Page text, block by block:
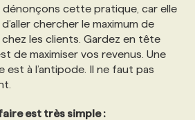
dénonçons cette pratique, car elle
chercher le maximum de
les clients. Gardez en tête
de maximiser vos revenus. Une
est à l’antipode. Il ne faut pas
est très simple :